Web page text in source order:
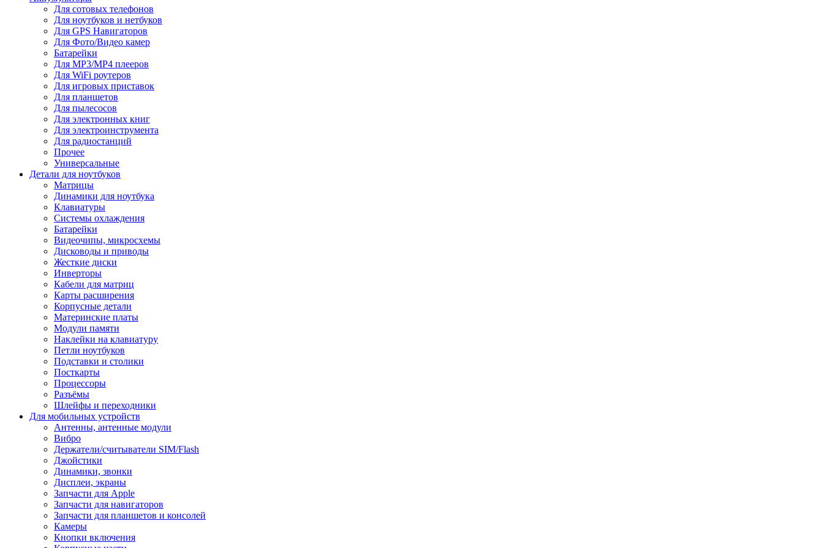
Для сотовых телефонов
Для ноутбуков и нетбуков
Для GPS Навигаторов
Для Фото/Видео камер
Батарейки
Для MP3/MP4 плееров
Для WiFi роутеров
Для игровых приставок
Для планшетов
Для пылесосов
Для электронных книг
Для электроинструмента
Для радиостанций
Прочее
Универсальные
Детали для ноутбуков
Матрицы
Динамики для ноутбука
Клавиатуры
Системы охлаждения
Батарейки
Видеочипы, микросхемы
Дисководы и приводы
Жесткие диски
Инверторы
Кабели для матриц
Карты расширения
Корпусные детали
Материнские платы
Модули памяти
Наклейки на клавиатуру
Петли ноутбуков
Подставки и столики
Посткарты
Процессоры
Разъёмы
Шлейфы и переходники
Для мобильных устройств
Антенны, антенные модули
Вибро
Держатели/считыватели SIM/Flash
Джойстики
Динамики, звонки
Дисплеи, экраны
Запчасти для Apple
Запчасти для навигаторов
Запчасти для планшетов и консолей
Камеры
Кнопки включения